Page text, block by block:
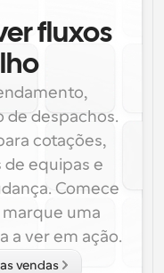
fluxos
de despachos.
cotações,
equipas e
Comece
marque uma
a ver em ação.
vendas